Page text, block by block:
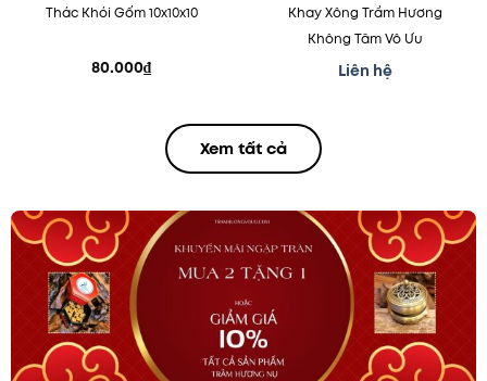
Thác Khói Gốm 10x10x10
80.000₫
Khay Xông Trầm Hương
Không Tăm Vô Ưu
Liên hệ
Xem tất cả